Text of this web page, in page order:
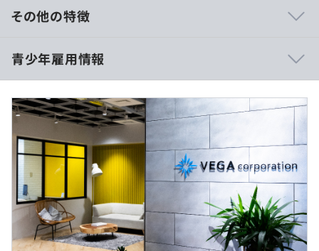
る環境です。
■LOWYA（ロウヤ）
https://www.low-ya.com/
■社内勉強会の開催
■書籍、社外勉強会・カンファレンス参加費用の補助制度
■メンター制度
■住宅手当対象（例1）
月給257,946 円以上
（基本給216,000 円＋固定残業代 16,946 円 住宅手当
25,000 円）
■住宅補助手当対象（例2）
月給243,730 円以上
（基本給216,000 円＋固定残業代 17,730 円 住宅補助手当
10,000 円）
その他の特徴
青少年雇用情報
過去３年間の新卒採用者数・離職者数
前年度 採用者数7人 離職者数0人
2年度前 採用者数12人 離職者数2人
3年度前 採用者数11人 離職者数0人
過去３年間の新卒採用者数の男女別人数
前年度 男性2人 女性5人
2年度前 男性9人 女性3人